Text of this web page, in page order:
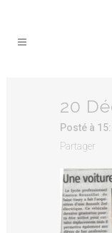
20
Posté à
Partager